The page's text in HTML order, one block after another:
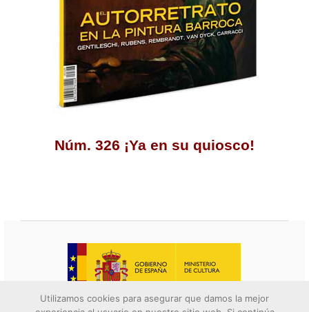
Núm. 326 ¡Ya en su quiosco!
Utilizamos cookies para asegurar que damos la mejor